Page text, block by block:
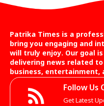
Patrika Times is a
bring you engaging and
will truly enjoy. Our goal
delivering news related
business, entertainment,
Follow Us
Get Latest